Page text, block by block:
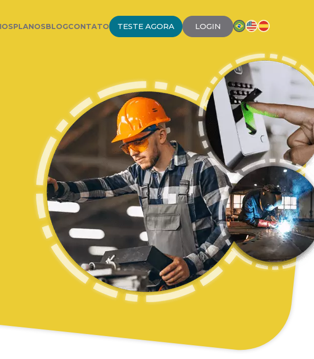
PLANOSBLOGCONTATO TESTE AGORA LOGIN